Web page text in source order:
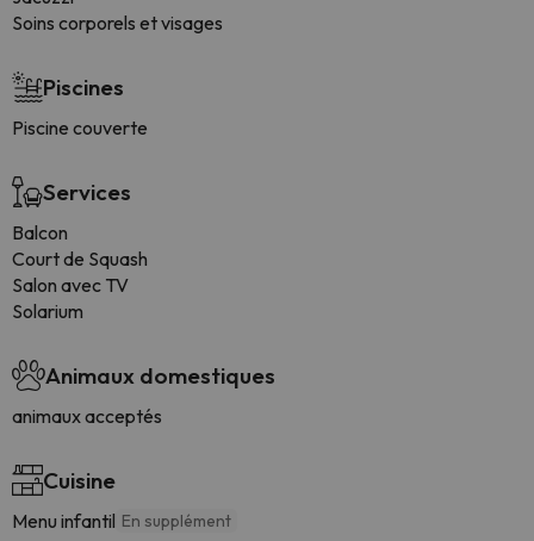
Soins corporels et visages
Piscines
Piscine couverte
Services
Balcon
Court de Squash
Salon avec TV
Solarium
Animaux domestiques
animaux acceptés
Cuisine
Menu infantil En supplément